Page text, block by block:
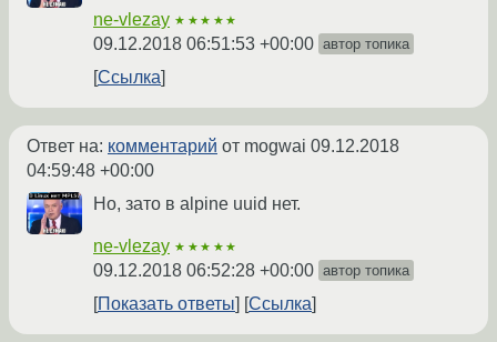
ne-vlezay ★★★★★
09.12.2018 06:51:53 +00:00 автор топика
Ссылка
Ответ на: комментарий от mogwai 09.12.2018
04:59:48 +00:00
Но, зато в alpine uuid нет.
ne-vlezay ★★★★★
09.12.2018 06:52:28 +00:00 автор топика
Показать ответы Ссылка